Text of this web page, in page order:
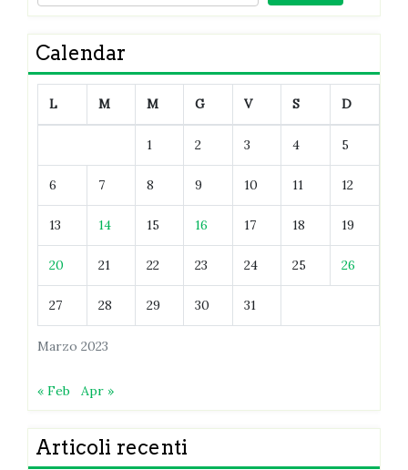
Calendar
Marzo 2023
L M M G V S D
1 2 3 4 5
6 7 8 9 10 11 12
13 14 15 16 17 18 19
20 21 22 23 24 25 26
27 28 29 30 31
« Feb Apr »
Articoli recenti